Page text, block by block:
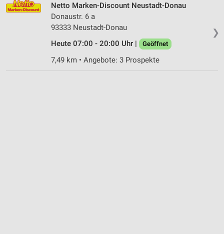
❯
Netto Marken-Discount Neustadt-Donau
Donaustr. 6 a
93333 Neustadt-Donau
Heute 07:00 - 20:00 Uhr |
Geöffnet
7,49 km • Angebote: 3 Prospekte